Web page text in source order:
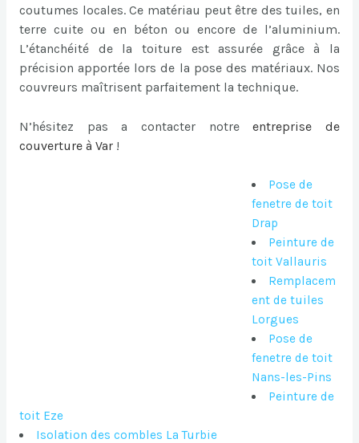
coutumes locales. Ce matériau peut être des tuiles, en
terre cuite ou en béton ou encore de l’aluminium.
L’étanchéité de la toiture est assurée grâce à la
précision apportée lors de la pose des matériaux. Nos
couvreurs maîtrisent parfaitement la technique.
N’hésitez pas a contacter notreentreprise de
couverture à Var!
Pose de
fenetre de toit
Drap
Peinture de
toit Vallauris
Remplacem
ent de tuiles
Lorgues
Pose de
fenetre de toit
Nans-les-Pins
Peinture de
toit Eze
Isolation des combles La Turbie